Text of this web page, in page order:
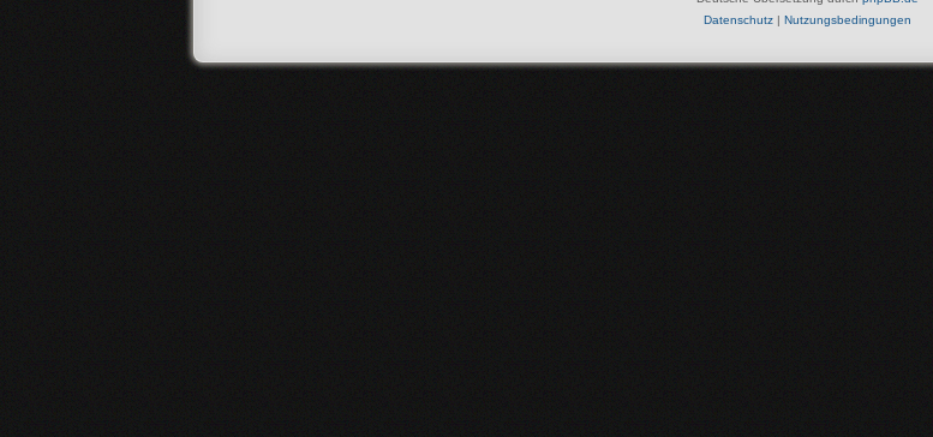
Datenschutz| Nutzungsbedingungen